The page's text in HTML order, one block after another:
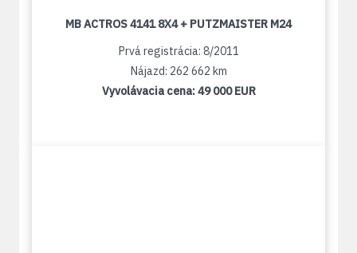
MB ACTROS 4141 8X4 + PUTZMAISTER M24
Prvá registrácia: 8/2011
Nájazd: 262 662 km
Vyvolávacia cena:49 000 EUR